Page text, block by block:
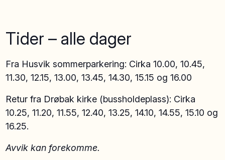
Tider – alle dager
Fra Husvik sommerparkering: Cirka 10.00, 10.45,
11.30, 12.15, 13.00, 13.45, 14.30, 15.15 og 16.00
Retur fra Drøbak kirke (bussholdeplass): Cirka
10.25, 11.20, 11.55, 12.40, 13.25, 14.10, 14.55, 15.10 og
16.25.
Avvik kan forekomme.